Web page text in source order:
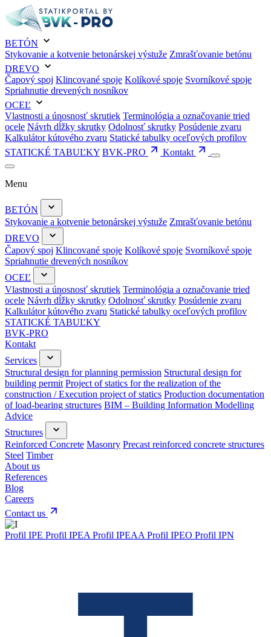
BETÓN
Stykovanie a kotvenie betonárskej výstuže Zmrašťovanie betónu
DREVO
Čapový spoj Klincované spoje Kolíkové spoje Svorníkové spoje
Spriahnutie drevených nosníkov
OCEĽ
Vlastnosti a únosnosť skrutiek Terminológia a označovanie tried
ocele Návrh dĺžky skrutky Odolnosť skrutky Posúdenie zvaru
Kalkulátor kútového zvaru Statické tabulky oceľových profilov
STATICKÉ TABUĽKY BVK-PRO Kontakt
Menu
BETÓN
Stykovanie a kotvenie betonárskej výstuže Zmrašťovanie betónu
DREVO
Čapový spoj Klincované spoje Kolíkové spoje Svorníkové spoje
Spriahnutie drevených nosníkov
OCEĽ
Vlastnosti a únosnosť skrutiek Terminológia a označovanie tried
ocele Návrh dĺžky skrutky Odolnosť skrutky Posúdenie zvaru
Kalkulátor kútového zvaru Statické tabulky oceľových profilov
STATICKÉ TABUĽKY
BVK-PRO
Kontakt
Services
Structural design for planning permission Structural design for
building permit Project of statics for the realization of the
construction / Execution project of statics Production documentation
of load-bearing structures BIM – Building Information Modelling
Advice
Structures
Reinforced Concrete Masonry Precast reinforced concrete structures
Steel Timber
About us
References
Blog
Careers
Contact us
Profil IPE Profil IPEA Profil IPEAA Profil IPEO Profil IPN